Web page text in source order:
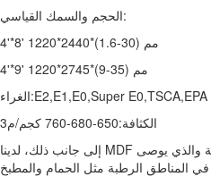
الحجم والسمك القياسي:
4'*8' 1220*2440*(1.6-30) مم
4'*9' 1220*2745*(9-35) مم
الكثافة:650-680-760 كجم/م3
إلى جانب ذلك، لدينا MDF ذو لون أخضر مقاوم للرطوبة والذي يوصى